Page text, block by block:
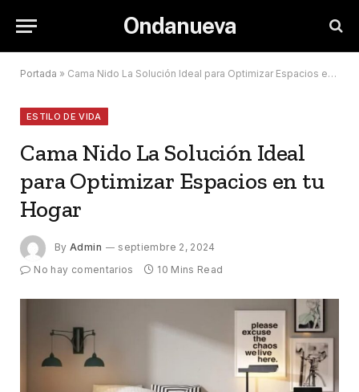
Ondanueva
Portada » Cama Nido La Solución Ideal para Optimizar Espacios en tu Hogar
ESTILO DE VIDA
Cama Nido La Solución Ideal
para Optimizar Espacios en tu
Hogar
By Admin
septiembre 2, 2024
No hay comentarios
10 Mins Read